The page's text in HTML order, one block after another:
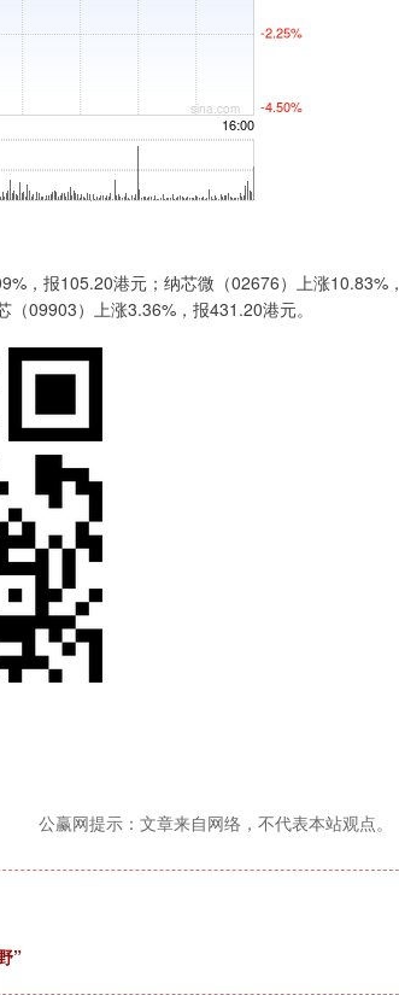
，报105.20港元；纳芯微（02676）上涨10.83%，
09903）上涨3.36%，报431.20港元。
公赢网提示：文章来自网络，不代表本站观点。
”